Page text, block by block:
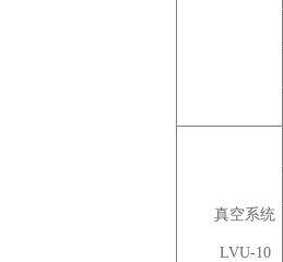
真空系统
LVU-10